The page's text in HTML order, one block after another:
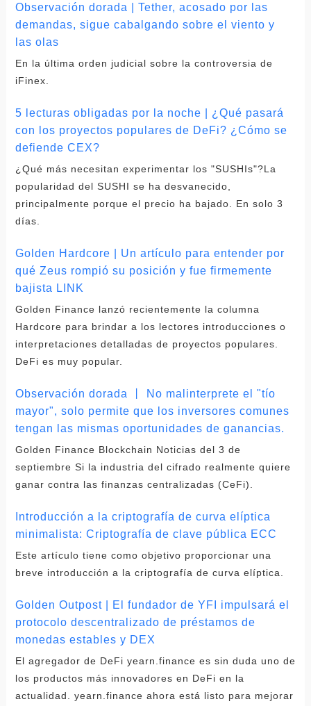
Observación dorada | Tether, acosado por las
demandas, sigue cabalgando sobre el viento y
las olas
En la última orden judicial sobre la controversia de
iFinex.
5 lecturas obligadas por la noche | ¿Qué pasará
con los proyectos populares de DeFi? ¿Cómo se
defiende CEX?
¿Qué más necesitan experimentar los "SUSHIs"?La
popularidad del SUSHI se ha desvanecido,
principalmente porque el precio ha bajado. En solo 3
días.
Golden Hardcore | Un artículo para entender por
qué Zeus rompió su posición y fue firmemente
bajista LINK
Golden Finance lanzó recientemente la columna
Hardcore para brindar a los lectores introducciones o
interpretaciones detalladas de proyectos populares.
DeFi es muy popular.
Observación dorada 丨 No malinterprete el "tío
mayor", solo permite que los inversores comunes
tengan las mismas oportunidades de ganancias.
Golden Finance Blockchain Noticias del 3 de
septiembre Si la industria del cifrado realmente quiere
ganar contra las finanzas centralizadas (CeFi).
Introducción a la criptografía de curva elíptica
minimalista: Criptografía de clave pública ECC
Este artículo tiene como objetivo proporcionar una
breve introducción a la criptografía de curva elíptica.
Golden Outpost | El fundador de YFI impulsará el
protocolo descentralizado de préstamos de
monedas estables y DEX
El agregador de DeFi yearn.finance es sin duda uno de
los productos más innovadores en DeFi en la
actualidad. yearn.finance ahora está listo para mejorar